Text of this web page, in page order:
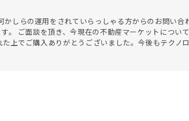
しらの運用をされていらっしゃる方からのお問い合
。 ご面談を頂き、今現在の不動産マーケットについ
上でご購入ありがとうございました。今後もテクノ